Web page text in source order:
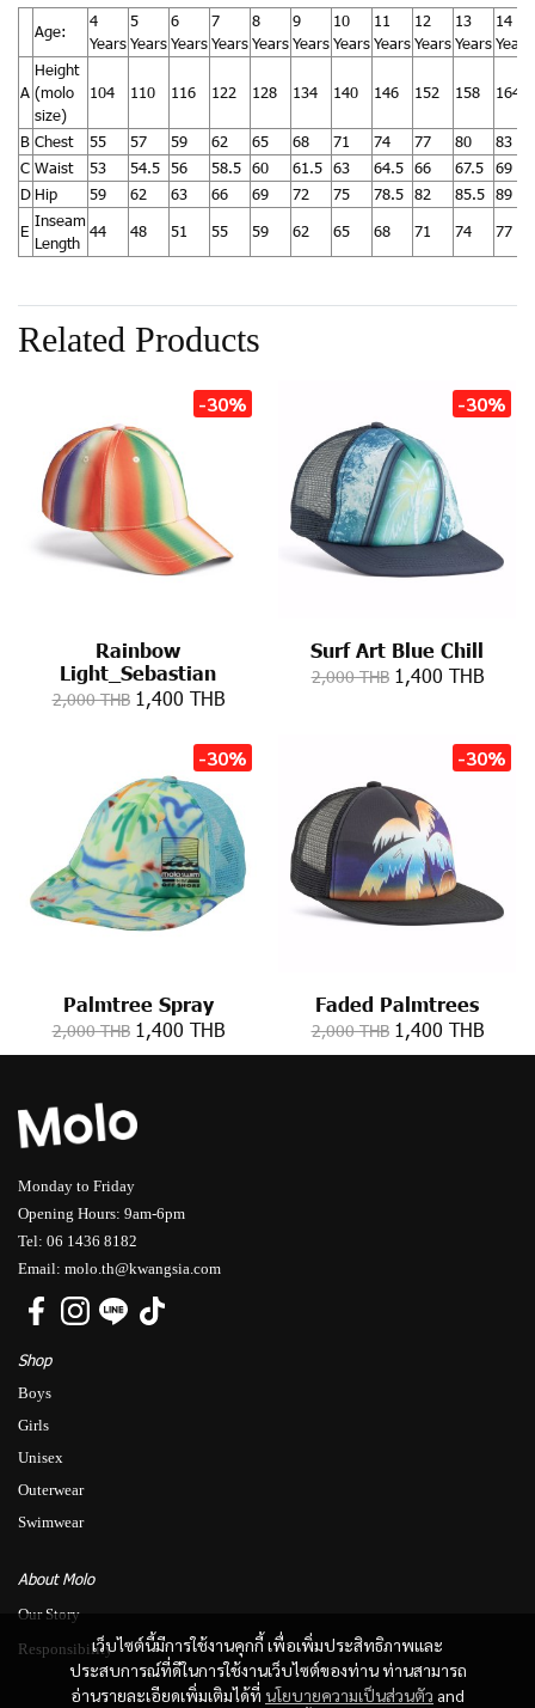
Age:
4
Years
5
Years
6
Years
7
Years
8
Years
9
Years
10
Years
11
Years
12
Years
13
Years
14
Years
A
Height
(molo
size)
104 110 116 122 128 134 140 146 152 158 164
B Chest 55 57 59 62 65 68 71 74 77 80
83
C Waist 53 54.5 56 58.5 60 61.5 63 64.5 66 67.5
69
D Hip 59 62 63 66 69 72 75 78.5 82 85.5 89
E
Inseam
Length
44 48 51 55 59 62 65 68 71 74 77
Related Products
-30%
Rainbow
Light_Sebastian
2,000 THB 1,400 THB
-30%
Surf Art Blue Chill
2,000 THB 1,400 THB
-30%
Palmtree Spray
2,000 THB 1,400 THB
-30%
Faded Palmtrees
2,000 THB 1,400 THB
เว็บไซต์นี้มีการใช้งานคุกกี้ เพื่อเพิ่มประสิทธิภาพและ
ประสบการณ์ที่ดีในการใช้งานเว็บไซต์ของท่าน ท่านสามารถ
อ่านรายละเอียดเพิ่มเติมได้ที่ นโยบายความเป็นส่วนตัว and
Monday to Friday
Opening Hours: 9am-6pm
Tel: 06 1436 8182
Email: molo.th@kwangsia.com
Shop
Boys
Girls
Unisex
Outerwear
Swimwear
About Molo
Our Story
Responsibility